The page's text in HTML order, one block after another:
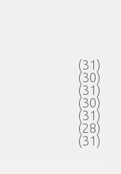
(31)
(30)
(31)
(30)
(31)
(28)
(31)